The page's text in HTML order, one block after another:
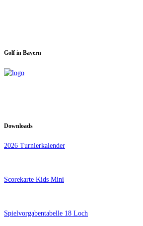
Golf in Bayern
Downloads
2026 Turnierkalender
Scorekarte Kids Mini
Spielvorgabentabelle 18 Loch